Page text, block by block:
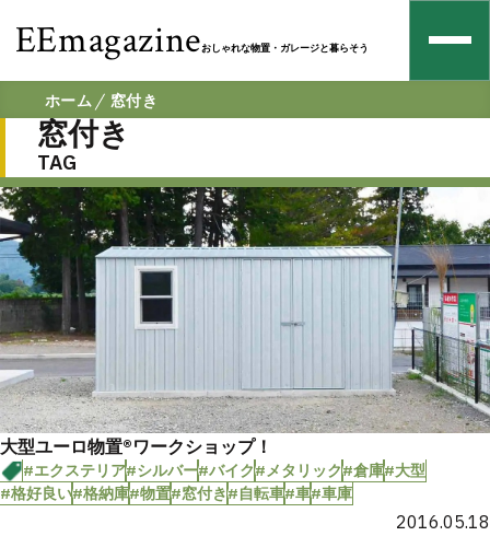
EEmagazineおしゃれな物置・ガレージと暮らそう
ホーム 窓付き
窓付き
TAG
大型ユーロ物置®ワークショップ！
#エクステリア#シルバー#バイク#メタリック#倉庫#大型
#格好良い#格納庫#物置#窓付き#自転車#車#車庫
2016.05.18